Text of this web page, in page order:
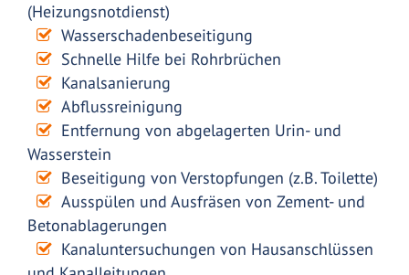
(Heizungsnotdienst)
Wasserschadenbeseitigung
Schnelle Hilfe bei Rohrbrüchen
Kanalsanierung
Abflussreinigung
Entfernung von abgelagerten Urin- und
Wasserstein
Beseitigung von Verstopfungen (z.B. Toilette)
Ausspülen und Ausfräsen von Zement- und
Betonablagerungen
Kanaluntersuchungen von Hausanschlüssen